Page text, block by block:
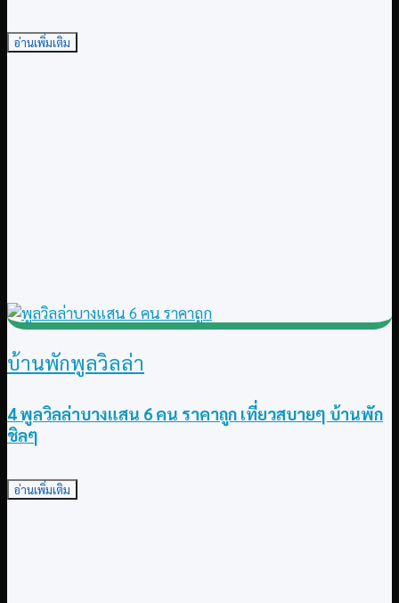
อ่านเพิ่มเติม
บ้านพักพูลวิลล่า
4 พูลวิลล่าบางแสน 6 คน ราคาถูก เที่ยวสบายๆ บ้านพัก
ชิลๆ
อ่านเพิ่มเติม